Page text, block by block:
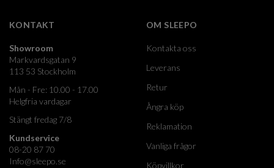
KONTAKT
Showroom
Markvardsgatan 9
113 53 Stockholm
Mån - Fre: 10.00 - 17.00
Helgfria vardagar
Stängt fredag 7/8
Kundservice
08-20 87 70
Info@sleepo.se
OM SLEEPO
Kontakta oss
Leverans
Retur
Ångra köp
Reklamation
Vanliga frågor
Köpvillkor